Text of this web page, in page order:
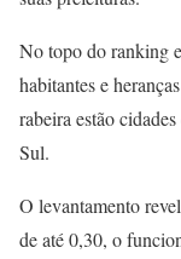
No topo do ranking
habitantes e
rabeira estão
Sul.
O levantamento
de até 0,30, o